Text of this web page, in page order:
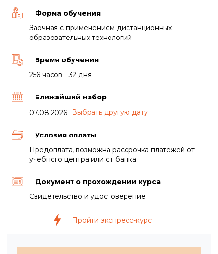
Форма обучения
Заочная с применением дистанционных
образовательных технологий
Время обучения
256 часов - 32 дня
Ближайший набор
07.08.2026
Условия оплаты
Предоплата, возможна рассрочка платежей от
учебного центра или от банка
Документ о прохождении курса
Свидетельство и удостоверение
Пройти экспресс-курс